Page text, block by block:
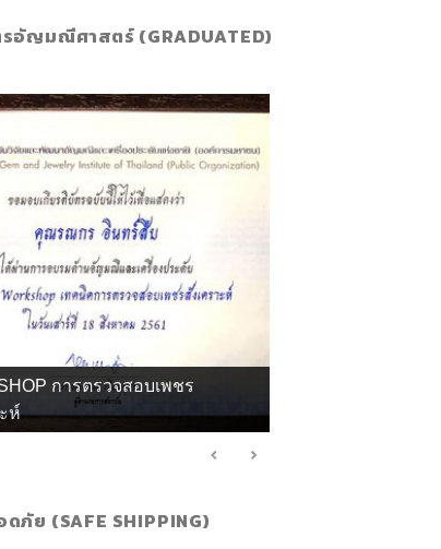
อัญมณีศาสตร์ (GRADUATED)
ตร จิวลี่ และอัญมณี คุณทิพย์
ภัย (SAFE SHIPPING)